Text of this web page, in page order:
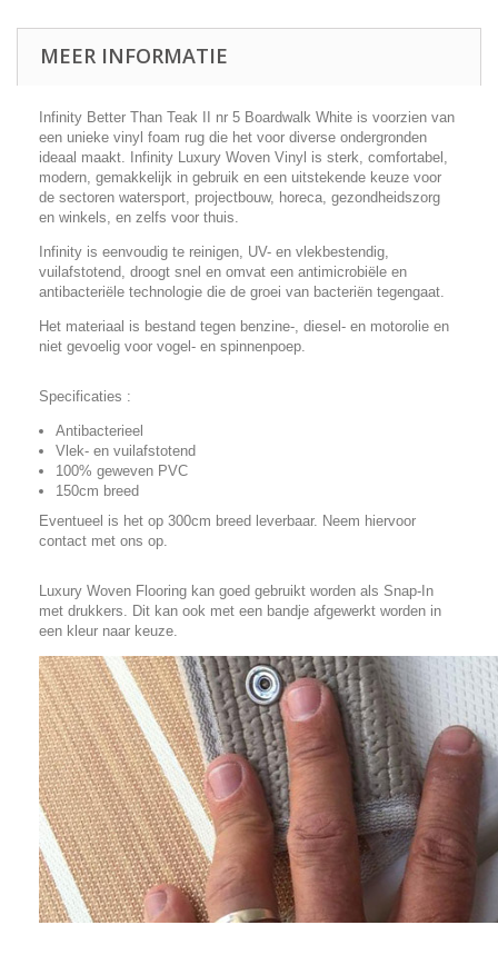
MEER INFORMATIE
Infinity Better Than Teak II nr 5 Boardwalk White is voorzien van
een unieke vinyl foam rug die het voor diverse ondergronden
ideaal maakt. Infinity Luxury Woven Vinyl is sterk, comfortabel,
modern, gemakkelijk in gebruik en een uitstekende keuze voor
de sectoren watersport, projectbouw, horeca, gezondheidszorg
en winkels, en zelfs voor thuis.
Infinity is eenvoudig te reinigen, UV- en vlekbestendig,
vuilafstotend, droogt snel en omvat een antimicrobiële en
antibacteriële technologie die de groei van bacteriën tegengaat.
Het materiaal is bestand tegen benzine-, diesel- en motorolie en
niet gevoelig voor vogel- en spinnenpoep.
Specificaties :
Antibacterieel
Vlek- en vuilafstotend
100% geweven PVC
150cm breed
Eventueel is het op 300cm breed leverbaar. Neem hiervoor
contact met ons op.
Luxury Woven Flooring kan goed gebruikt worden als Snap-In
met drukkers. Dit kan ook met een bandje afgewerkt worden in
een kleur naar keuze.